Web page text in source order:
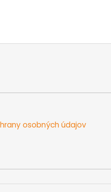
osobných údajov